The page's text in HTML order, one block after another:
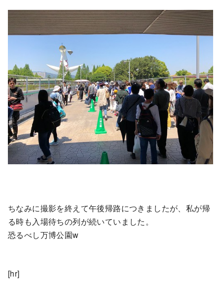
ちなみに撮影を終えて午後帰路につきましたが、私が帰
る時も入場待ちの列が続いていました。
恐るべし万博公園w
[hr]